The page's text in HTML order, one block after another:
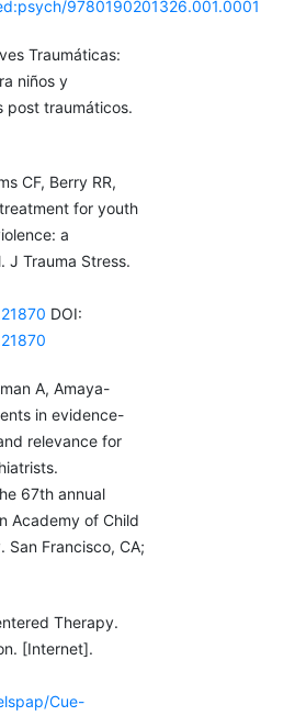
9780190201326.001.0001
Traumáticas:
niños y
post traumáticos.
CF, Berry RR,
for youth
a
J Trauma Stress.
DOI:
A, Amaya-
in evidence-
relevance for
67th annual
Academy of Child
San Francisco, CA;
Therapy.
[Internet].
Cue-